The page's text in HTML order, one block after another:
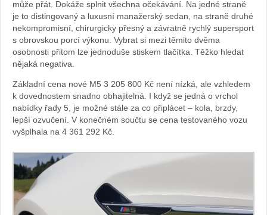
může přát. Dokáže splnit všechna očekávání. Na jedné straně
je to distingovaný a luxusní manažerský sedan, na straně druhé
nekompromisní, chirurgicky přesný a závratně rychlý supersport
s obrovskou porcí výkonu. Vybrat si mezi těmito dvěma
osobnosti přitom lze jednoduše stiskem tlačítka. Těžko hledat
nějaká negativa.
Základní cena nové M5 3 205 800 Kč není nízká, ale vzhledem
k dovednostem snadno obhajitelná. I když se jedná o vrchol
nabídky řady 5, je možné stále za co připlácet – kola, brzdy,
lepší ozvučení. V konečném součtu se cena testovaného vozu
vyšplhala na 4 361 292 Kč.